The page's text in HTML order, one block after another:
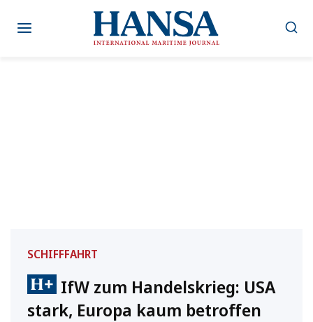
Inhalt
SCHIFFFAHRT
IfW zum Handelskrieg: USA
stark, Europa kaum betroffen